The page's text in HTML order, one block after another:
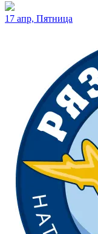
17 апр, Пятница